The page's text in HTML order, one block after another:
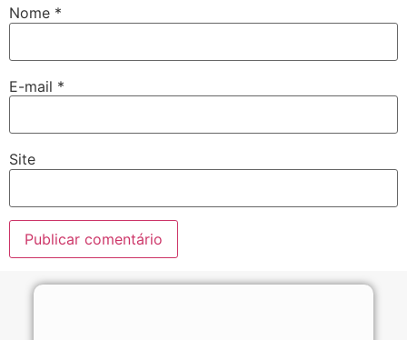
Nome *
E-mail *
Site